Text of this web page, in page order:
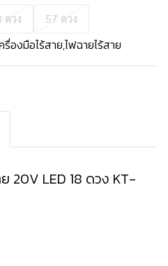
ดวง 57 ดวง
รื่องมือไร้สาย,ไฟฉายไร้สาย
20V LED 18 ดวง KT-